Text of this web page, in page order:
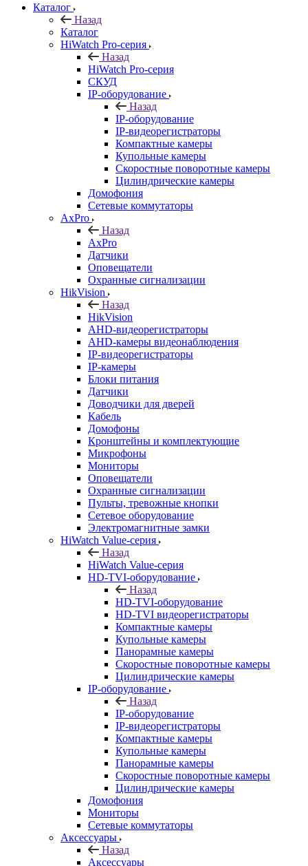
Каталог
Назад
Каталог
HiWatch Pro-серия
Назад
HiWatch Pro-серия
CКУД
IP-оборудование
Назад
IP-оборудование
IP-видеорегистраторы
Компактные камеры
Купольные камеры
Скоростные поворотные камеры
Цилиндрические камеры
Домофония
Сетевые коммутаторы
AxPro
Назад
AxPro
Датчики
Оповещатели
Охранные сигнализации
HikVision
Назад
HikVision
AHD-видеорегистраторы
AHD-камеры видеонаблюдения
IP-видеорегистраторы
IP-камеры
Блоки питания
Датчики
Доводчики для дверей
Кабель
Домофоны
Кронштейны и комплектующие
Микрофоны
Мониторы
Оповещатели
Охранные сигнализации
Пульты, тревожные кнопки
Сетевое оборудование
Электромагнитные замки
HiWatch Value-серия
Назад
HiWatch Value-серия
HD-TVI-оборудование
Назад
HD-TVI-оборудование
HD-TVI видеорегистраторы
Компактные камеры
Купольные камеры
Панорамные камеры
Скоростные поворотные камеры
Цилиндрические камеры
IP-оборудование
Назад
IP-оборудование
IP-видеорегистраторы
Компактные камеры
Купольные камеры
Панорамные камеры
Скоростные поворотные камеры
Цилиндрические камеры
Домофония
Мониторы
Сетевые коммутаторы
Аксессуары
Назад
Аксессуары